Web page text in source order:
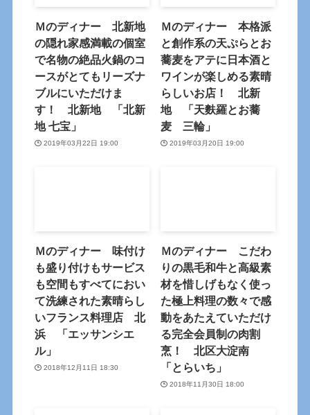
Ｍのディナー 北新地
の隠れ家感満載の個室
で名物の絶品火鍋のコ
ースがとてもリーズナ
ブルにいただけま
す！ 北新地 「北新
地 七宝」
2019年03月22日 19:00
Ｍのディナー 本格派
と創作系の天ぷらとお
蕎麦をアテに日本酒と
ワインが楽しめる素晴
らしいお店！ 北新
地 「天麩羅とお蕎
麦 三輪」
2019年03月20日 19:00
Ｍのディナー 味付け
も盛り付けもサービス
も空間もすべてにおい
て洗練された素晴らし
いフランス料理店 北
浜 「エッサンシエ
ル」
2018年12月11日 18:30
Ｍのディナー こだわ
りの黒毛和牛と高級素
材を惜しげもなく使っ
た極上料理の数々で感
動をあたえていただけ
る完全会員制の肉割
烹！ 北区大淀南
「とらいち」
2018年11月30日 18:00